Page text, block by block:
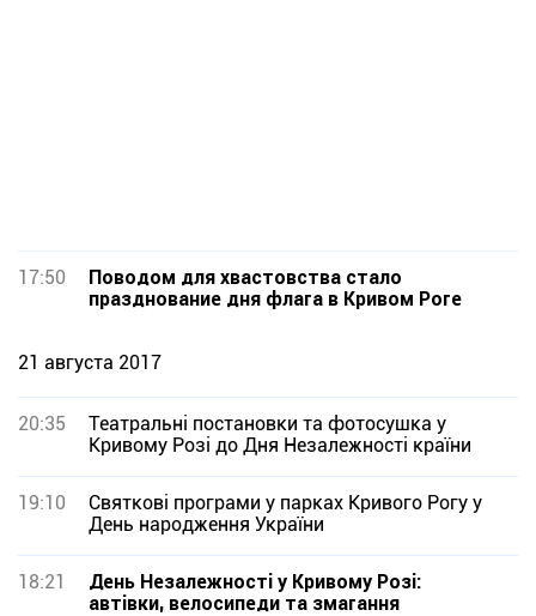
17:50
Поводом для хвастовства стало
празднование дня флага в Кривом Роге
21 августа 2017
20:35
Театральні постановки та фотосушка у
Кривому Розі до Дня Незалежності країни
19:10
Святкові програми у парках Кривого Рогу у
День народження України
18:21
День Незалежності у Кривому Розі:
автівки, велосипеди та змагання